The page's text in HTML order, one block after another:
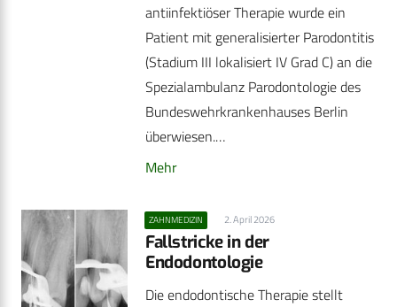
antiinfektiöser Therapie wurde ein
Patient mit generalisierter Parodontitis
(Stadium III lokalisiert IV Grad C) an die
Spezialambulanz Parodontologie des
Bundeswehrkrankenhauses Berlin
überwiesen.…
Mehr
ZAHNMEDIZIN 2. April 2026
Fallstricke in der
Endodontologie
Die endodontische Therapie stellt